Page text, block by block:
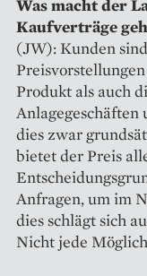
Was macht der
Kaufverträge
(JW): Kunden
Produkt als auch
Anlage­geschäften
dies zwar
bietet der Preis
Anfragen, um im
dies schlägt sich
Nicht jede